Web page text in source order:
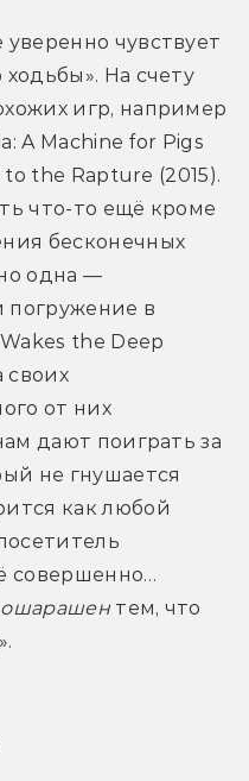
уверенно чувствует
На счету
игр, например
A Machine for Pigs
the Rapture (2015).
что-то ещё кроме
бесконечных
одна —
погружение в
the Deep
своих
от них
дают поиграть за
не гнушается
как любой
совершенно…
ошарашен тем, что